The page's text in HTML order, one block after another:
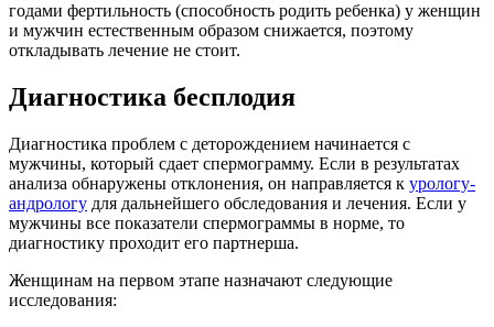
годами фертильность (способность родить ребенка) у женщин
и мужчин естественным образом снижается, поэтому
откладывать лечение не стоит.
Диагностика бесплодия
Диагностика проблем с деторождением начинается с
мужчины, который сдает спермограмму. Если в результатах
анализа обнаружены отклонения, он направляется к урологу-
андрологу для дальнейшего обследования и лечения. Если у
мужчины все показатели спермограммы в норме, то
диагностику проходит его партнерша.
Женщинам на первом этапе назначают следующие
исследования: